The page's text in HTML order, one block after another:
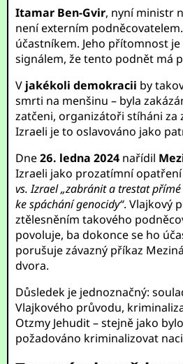
Itamar Ben-Gvir, nyní ministr
není externím
účastníkem. Jeho přítomnost je
signálem, že tento podnět má
V jakékoli demokracii by
smrti na menšinu – byla
zatčeni, organizátoři stíháni za
Izraeli je to oslavováno jako
Dne26. ledna 2024 nařídil
Izraeli jako prozatímní
vs. Izrael„zabránit a trestat
ke spáchání genocidy“. Vlajkový
ztělesněním takového
povoluje, ba dokonce se ho
porušuje závazný příkaz
dvora.
Důsledek je jednoznačný:
Vlajkového průvodu,
Otzmy Jehudit – stejně jako
požadováno kriminalizovat